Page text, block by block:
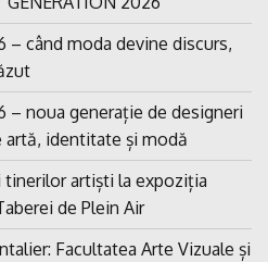
– când moda devine discurs,
– noua generație de designeri
identitate și modă
artiști la expoziția
de Plein Air
Facultatea Arte Vizuale și